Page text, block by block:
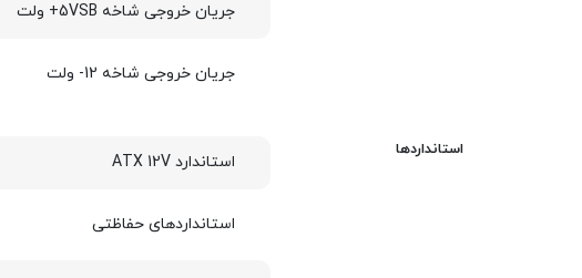
جریان خروجی شاخه 5VSB+ ولت
جریان خروجی شاخه 12- ولت
استانداردها
استاندارد ATX 12V
استانداردهای حفاظتی